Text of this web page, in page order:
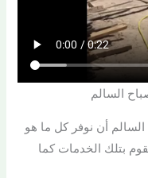
السالم
أن نوفر كل ما هو
بتلك الخدمات كما